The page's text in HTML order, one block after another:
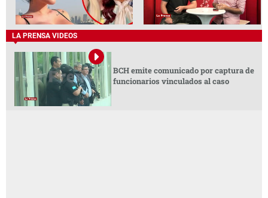
LA PRENSA VIDEOS
BCH emite comunicado por captura de
funcionarios vinculados al caso